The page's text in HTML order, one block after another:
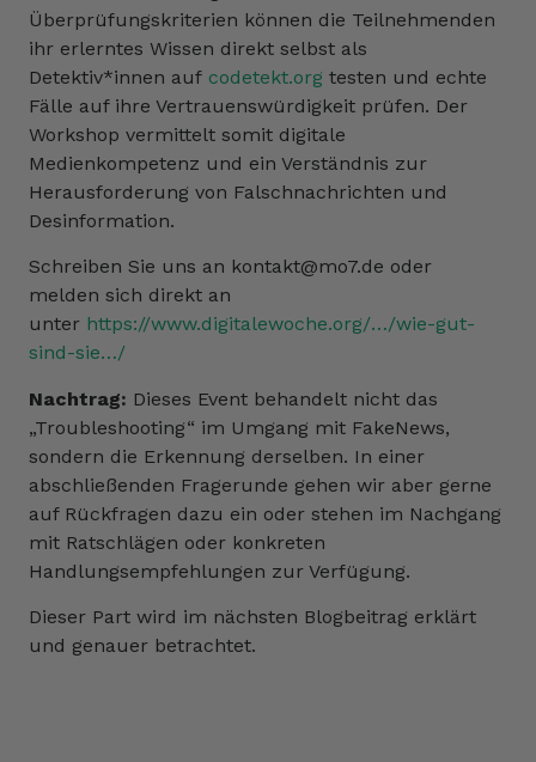
Überprüfungskriterien können die Teilnehmenden
ihr erlerntes Wissen direkt selbst als
Detektiv*innen auf codetekt.org testen und echte
Fälle auf ihre Vertrauenswürdigkeit prüfen. Der
Workshop vermittelt somit digitale
Medienkompetenz und ein Verständnis zur
Herausforderung von Falschnachrichten und
Desinformation.
Schreiben Sie uns an kontakt@mo7.de oder
melden sich direkt an
unter https://www.digitalewoche.org/…/wie-gut-
sind-sie…/
Nachtrag: Dieses Event behandelt nicht das
„Troubleshooting“ im Umgang mit FakeNews,
sondern die Erkennung derselben. In einer
abschließenden Fragerunde gehen wir aber gerne
auf Rückfragen dazu ein oder stehen im Nachgang
mit Ratschlägen oder konkreten
Handlungsempfehlungen zur Verfügung.
Dieser Part wird im nächsten Blogbeitrag erklärt
und genauer betrachtet.